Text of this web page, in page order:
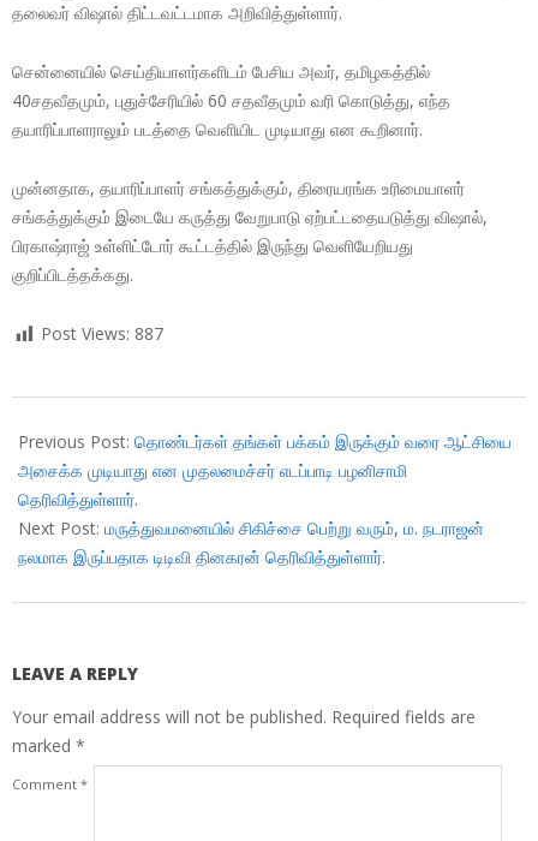
தலைவர் விஷால் திட்டவட்டமாக அறிவித்துள்ளார்.
சென்னையில் செய்தியாளர்களிடம் பேசிய அவர், தமிழகத்தில்
40சதவீதமும், புதுச்சேரியில் 60 சதவீதமும் வரி கொடுத்து, எந்த
தயாரிப்பாளராலும் படத்தை வெளியிட முடியாது என கூறினார்.
முன்னதாக, தயாரிப்பாளர் சங்கத்துக்கும், திரையரங்க உரிமையாளர்
சங்கத்துக்கும் இடையே கருத்து வேறுபாடு ஏற்பட்டதையடுத்து விஷால்,
பிரகாஷ்ராஜ் உள்ளிட்டோர் கூட்டத்தில் இருந்து வெளியேறியது
குறிப்பிடத்தக்கது.
Post Views: 887
10-
05
Previous Post: தொண்டர்கள் தங்கள் பக்கம் இருக்கும் வரை ஆட்சியை
அசைக்க முடியாது என முதலமைச்சர் எடப்பாடி பழனிசாமி
தெரிவித்துள்ளார்.
Next Post: மருத்துவமனையில் சிகிச்சை பெற்று வரும், ம. நடராஜன்
நலமாக இருப்பதாக டிடிவி தினகரன் தெரிவித்துள்ளார்.
LEAVE A REPLY
Your email address will not be published. Required fields are
marked *
Comment *